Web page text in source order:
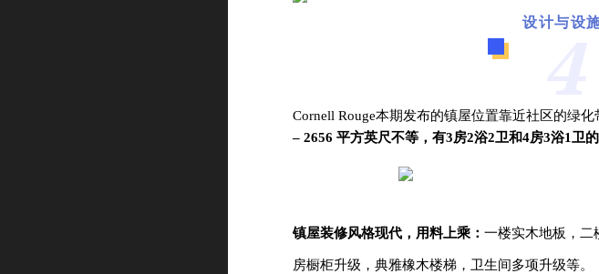
设计与设
Cornell Rouge本期发布的镇屋位置靠近社区的绿化
– 2656 平方英尺不等，有3房2浴2卫和4房3浴1卫的
镇屋装修风格现代，用料上乘： 一楼实木地板，二
房橱柜升级，典雅橡木楼梯，卫生间多项升级等。